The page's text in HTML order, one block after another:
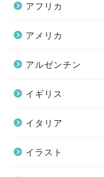
アフリカ
アメリカ
アルゼンチン
イギリス
イタリア
イラスト